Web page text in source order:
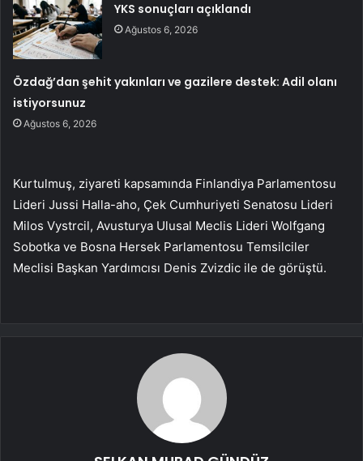
YKS sonuçları açıklandı
Ağustos 6, 2026
Özdağ’dan şehit yakınları ve gazilere destek: Adil olanı
istiyorsunuz
Ağustos 6, 2026
Kurtulmuş, ziyareti kapsamında Finlandiya Parlamentosu
Lideri Jussi Halla-aho, Çek Cumhuriyeti Senatosu Lideri
Milos Vystrcil, Avusturya Ulusal Meclis Lideri Wolfgang
Sobotka ve Bosna Hersek Parlamentosu Temsilciler
Meclisi Başkan Yardımcısı Denis Zvizdic ile de görüştü.